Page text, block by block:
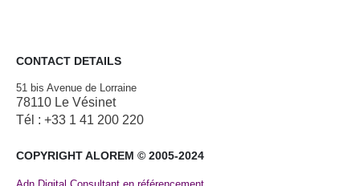
CONTACT DETAILS
51 bis Avenue de Lorraine
78110 Le Vésinet
Tél : +33 1 41 200 220
COPYRIGHT ALOREM © 2005-2024